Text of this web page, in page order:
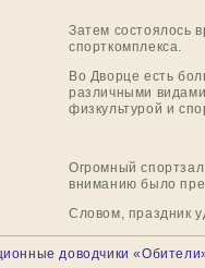
Затем состоялось
спорткомплекса.
Во Дворце есть
различными
физкультурой и
Огромный
вниманию было
Словом, праздник
доводчики